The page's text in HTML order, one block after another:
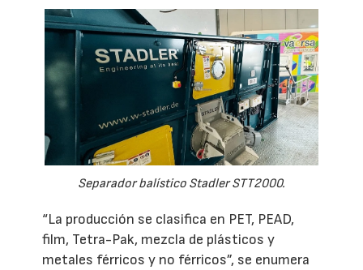
Separador balístico Stadler STT2000.
“La producción se clasifica en PET, PEAD,
film, Tetra-Pak, mezcla de plásticos y
metales férricos y no férricos”, se enumera